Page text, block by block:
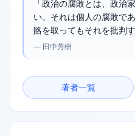
「政治の腐敗とは、政治
い。それは個人の腐敗で
賂を取ってもそれを批判
政治の腐敗というんだ。
— 田中芳樹
著者一覧